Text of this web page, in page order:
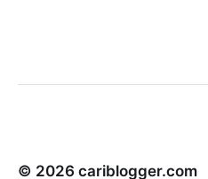
© 2026 cariblogger.com